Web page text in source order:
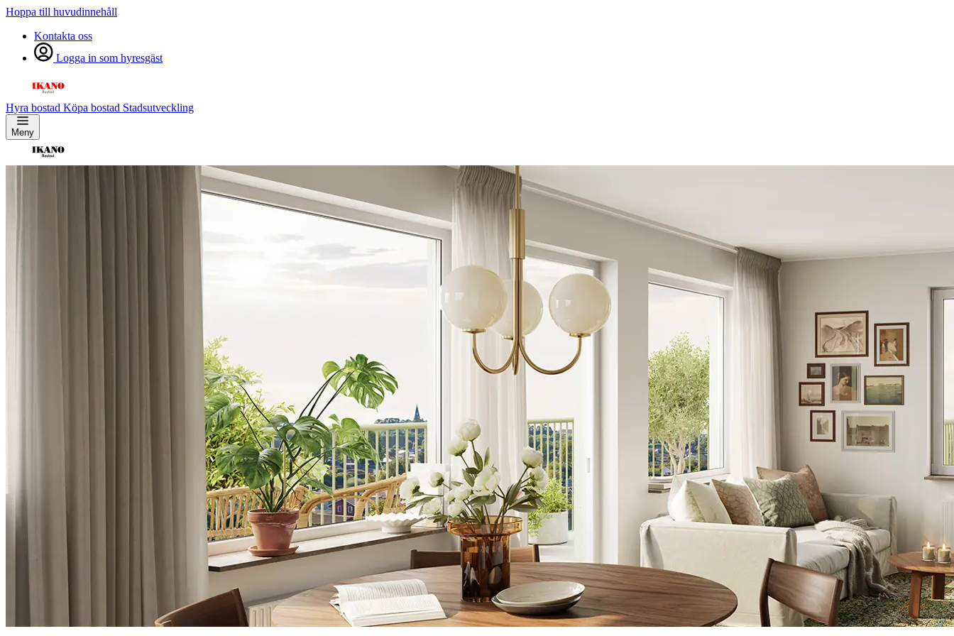
Hoppa till huvudinnehåll
Kontakta oss
Logga in som hyresgäst
Hyra bostad Köpa bostad Stadsutveckling
Meny